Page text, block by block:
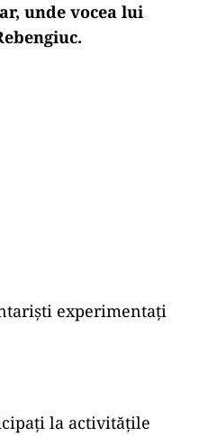
unde vocea lui
experimentați
la activitățile